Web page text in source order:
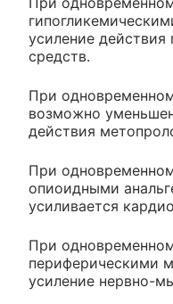
усиление действия
средств.
При
возможно
действия
При
опиоидными
усиливается
При
периферическими
усиление нервно-